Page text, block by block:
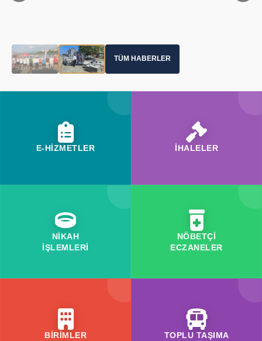
TÜM HABERLER
E-HİZMETLER İHALELER
NİKAH
İŞLEMLERİ
NÖBETÇİ
ECZANELER
BİRİMLER TOPLU TAŞIMA